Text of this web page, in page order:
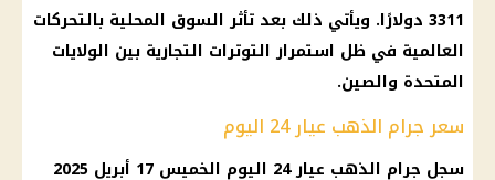
3311 دولارًا. ويأتي ذلك بعد تأثر السوق المحلية بالتحركات
العالمية في ظل استمرار التوترات التجارية بين الولايات
المتحدة والصين.
سعر جرام الذهب عيار 24 اليوم
سجل جرام الذهب عيار 24 اليوم الخميس 17 أبريل 2025